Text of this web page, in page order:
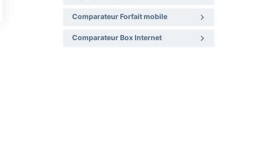
Comparateur Forfait mobile
Comparateur Box Internet